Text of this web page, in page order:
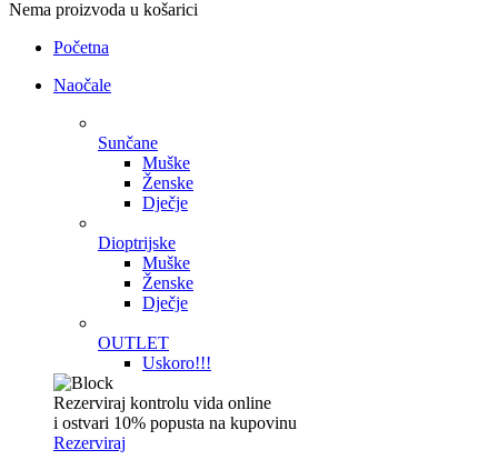
Nema proizvoda u košarici
Početna
Naočale
Sunčane
Muške
Ženske
Dječje
Dioptrijske
Muške
Ženske
Dječje
OUTLET
Uskoro!!!
Rezerviraj kontrolu vida online
i ostvari 10% popusta na kupovinu
Rezerviraj